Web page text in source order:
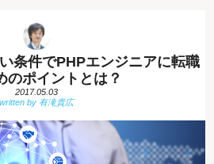
条件でPHPエンジニアに転職
のポイントとは？
2017.05.03